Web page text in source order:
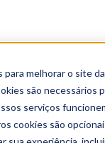
para melhorar o site da
são necessários
serviços
cookies são